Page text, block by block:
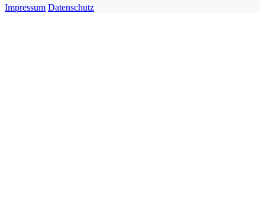
Impressum Datenschutz